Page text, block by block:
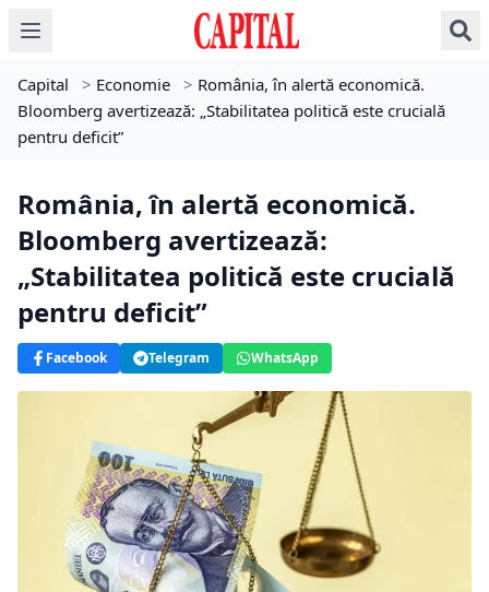
Capital > Economie > România, în alertă economică.
Bloomberg avertizează: „Stabilitatea politică este crucială
pentru deficit”
România, în alertă economică.
Bloomberg avertizează:
„Stabilitatea politică este crucială
pentru deficit”
Facebook Telegram WhatsApp